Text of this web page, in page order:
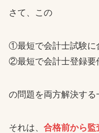
さて、この
①最短で会計士試験に
②最短で会計士登録要
の問題を両方解決する
それは、 合格前から監